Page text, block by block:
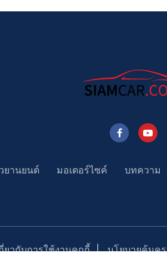
ยานยนต์ มอเตอร์ไซค์ บทความ
ยวกับการใช้งานคุกกี้ นโยบายคุ้มค